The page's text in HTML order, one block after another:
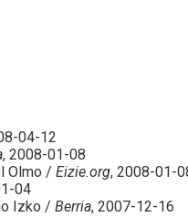
04-12
, 2008-01-08
Olmo /Eizie.org, 2008-01-
04
Izko /Berria, 2007-12-16